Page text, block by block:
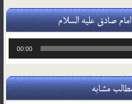
صادق علیه السلام
00:00
مشابه